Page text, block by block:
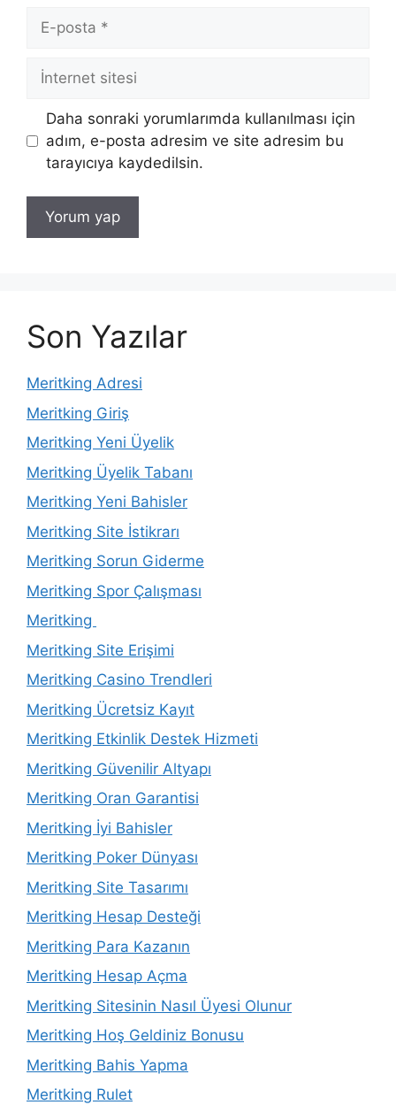
posta
İnternet
sitesi
Daha sonraki yorumlarımda kullanılması için
adım, e-posta adresim ve site adresim bu
tarayıcıya kaydedilsin.
Son Yazılar
Meritking Adresi
Meritking Giriş
Meritking Yeni Üyelik
Meritking Üyelik Tabanı
Meritking Yeni Bahisler
Meritking Site İstikrarı
Meritking Sorun Giderme
Meritking Spor Çalışması
Meritking
Meritking Site Erişimi
Meritking Casino Trendleri
Meritking Ücretsiz Kayıt
Meritking Etkinlik Destek Hizmeti
Meritking Güvenilir Altyapı
Meritking Oran Garantisi
Meritking İyi Bahisler
Meritking Poker Dünyası
Meritking Site Tasarımı
Meritking Hesap Desteği
Meritking Para Kazanın
Meritking Hesap Açma
Meritking Sitesinin Nasıl Üyesi Olunur
Meritking Hoş Geldiniz Bonusu
Meritking Bahis Yapma
Meritking Rulet